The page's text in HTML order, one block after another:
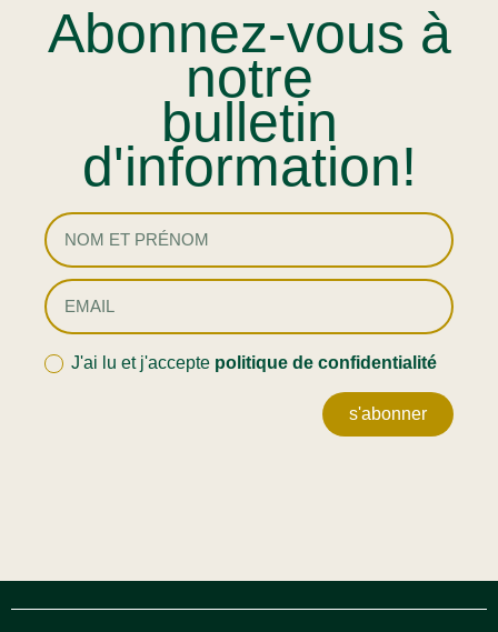
Abonnez-vous à
notre
bulletin
d'information!
J'ai lu et j'accepte politique de confidentialité
s'abonner